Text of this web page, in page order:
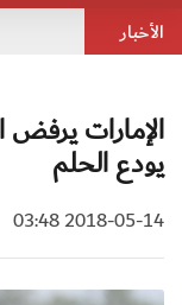
الأخبار
الإمارات يرفض
يودع الحلم
2018-05-14 03:48